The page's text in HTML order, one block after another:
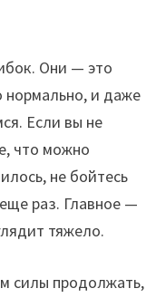
Они — это
нормально, и даже
Если вы не
что можно
не бойтесь
раз. Главное —
тяжело.
силы продолжать,